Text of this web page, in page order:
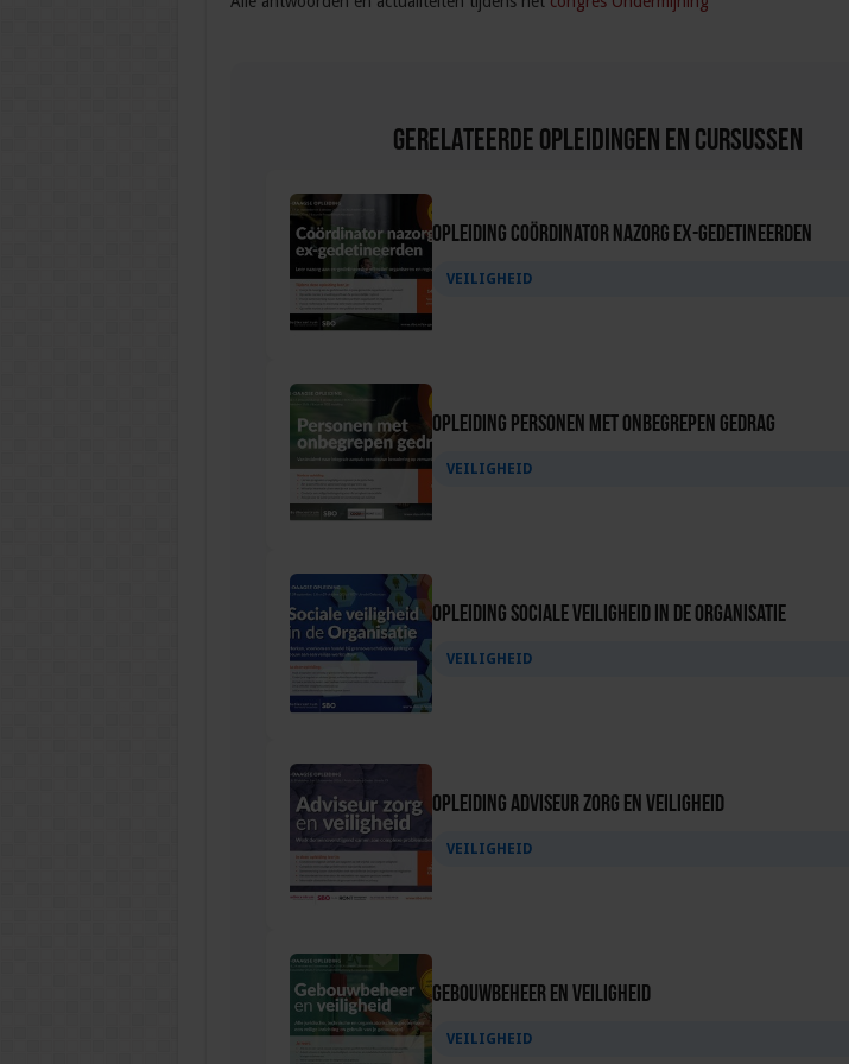
Gerelateerde Opleidingen en Cursussen
Opleiding Coördinator nazorg ex-gedetineerden
VEILIGHEID
Opleiding Personen met onbegrepen gedrag
VEILIGHEID
Opleiding Sociale Veiligheid in de Organisatie
VEILIGHEID
Opleiding Adviseur zorg en veiligheid
VEILIGHEID
Gebouwbeheer en veiligheid
VEILIGHEID